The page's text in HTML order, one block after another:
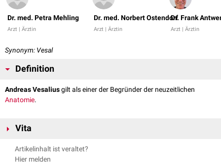
Dr. med. Petra Mehling
Arzt | Ärztin
Dr. med. Norbert Ostendorf
Arzt | Ärztin
Dr. Frank
Arzt | Ärztin
Synonym: Vesal
Definition
Andreas Vesaliusgilt als einer der Begründer der neuzeitlichen
Anatomie.
Vita
Andreas Vesalius wurde am 31.12.1514 in Brüssel geboren. Bereits im
Jahre 1537 wurde er in Padua zum Professor der
Artikelinhalt ist veraltet?
Hier melden